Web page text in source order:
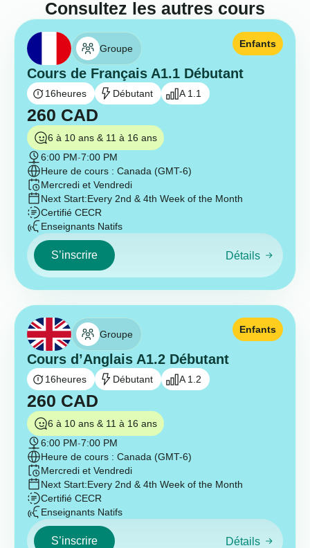
Consultez les autres cours
Groupe
Cours de Français A1.1 Débutant
Enfants
16heures Débutant A 1.1
260 CAD
6 à 10 ans & 11 à 16 ans
6:00 PM-7:00 PM
Heure de cours : Canada (GMT-6)
Mercredi et Vendredi
Next Start:Every 2nd & 4th Week of the Month
Certifié CECR
Enseignants Natifs
S’inscrire Détails
Groupe
Cours d’Anglais A1.2 Débutant
Enfants
16heures Débutant A 1.2
260 CAD
6 à 10 ans & 11 à 16 ans
6:00 PM-7:00 PM
Heure de cours : Canada (GMT-6)
Mercredi et Vendredi
Next Start:Every 2nd & 4th Week of the Month
Certifié CECR
Enseignants Natifs
S’inscrire Détails